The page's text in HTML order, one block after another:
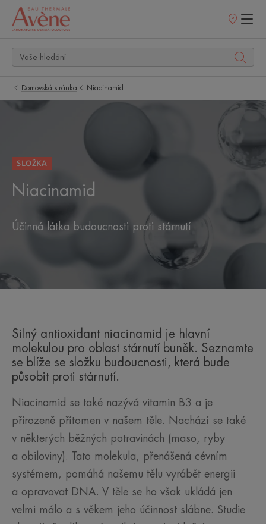
Prodejní
Domovská stránka Niacinamid
SLOŽKA
Niacinamid
Účinná látka budoucnosti proti stárnutí
Silný antioxidant niacinamid je hlavní
molekulou pro oblast stárnutí buněk. Seznamte
se blíže se složku budoucnosti, která bude
působit proti stárnutí.
Niacinamid se také nazývá vitamin B3 a je
přirozeně přítomen v našem těle. Nachází se také
v některých běžných potravinách (maso, ryby
a obiloviny). Tato molekula, přenášená cévním
systémem, pomáhá našemu tělu vyrábět energii
a opravovat DNA. V těle se ho však ukládá jen
velmi málo a s věkem jeho účinnost slábne. Studie